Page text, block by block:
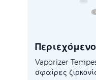
Περιεχόμενο
Vaporizer
σφαίρες